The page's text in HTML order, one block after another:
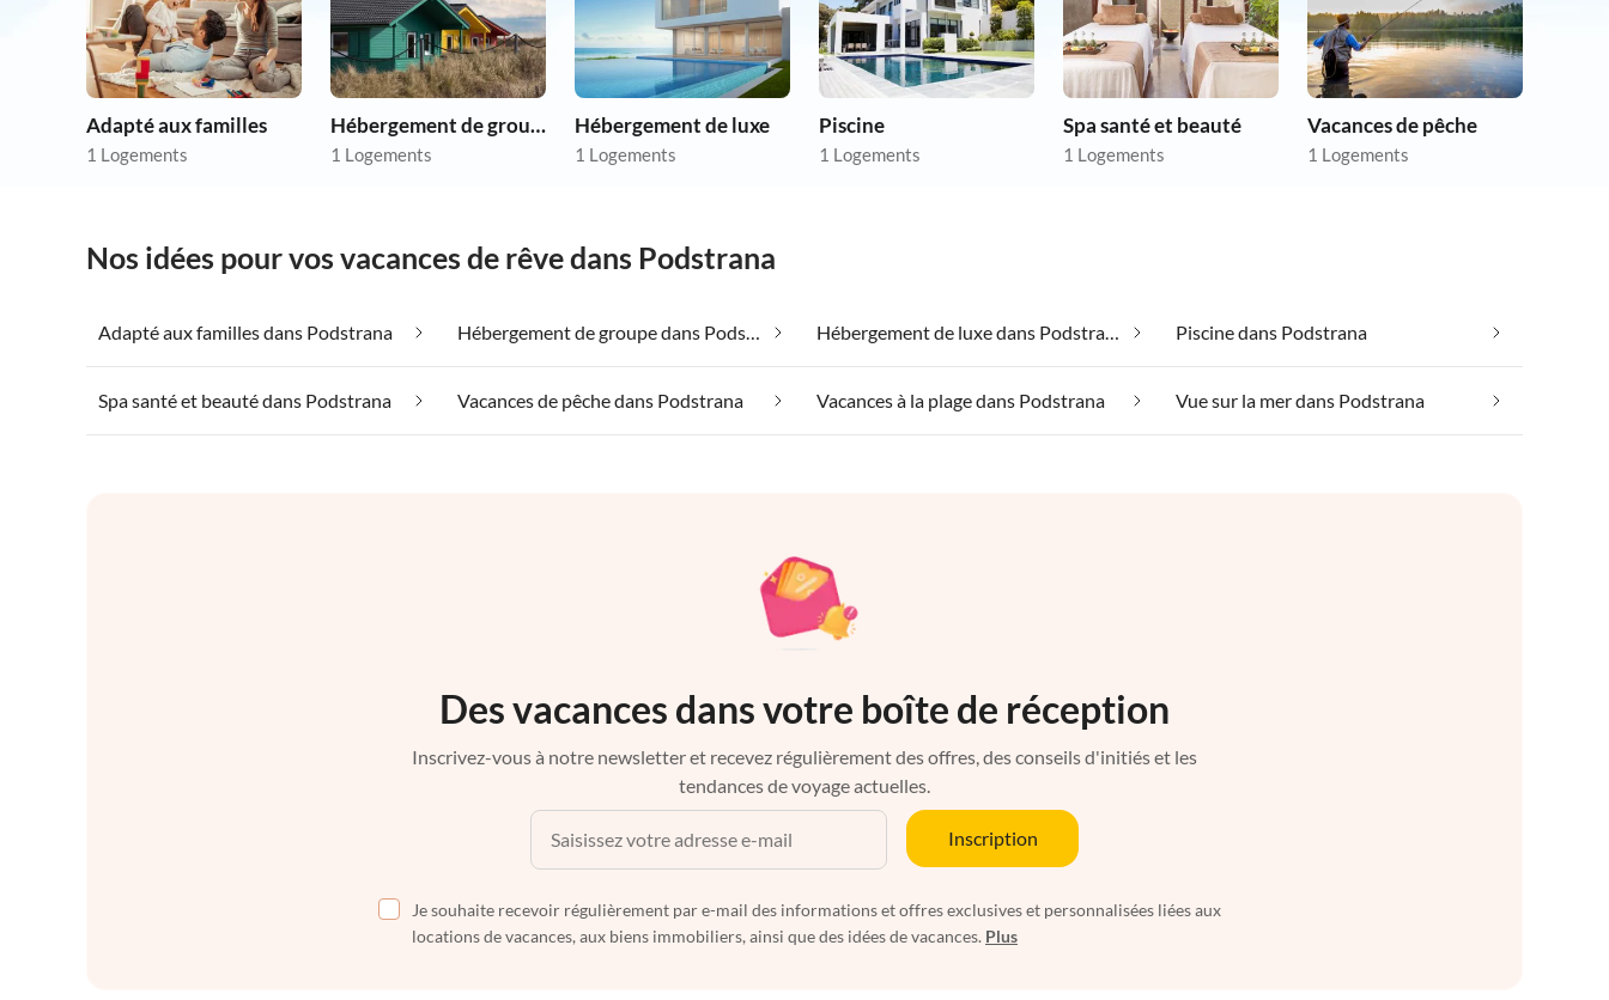
Adapté aux familles
1 Logements
Hébergement de groupe
1 Logements
Hébergement de luxe
1 Logements
Piscine
1 Logements
Spa santé et beauté
1 Logements
Vacances de pêche
1 Logements
Nos idées pour vos vacances de rêve dans Podstrana
Adapté aux familles dans Podstrana Hébergement de groupe dans Podstrana Hébergement de luxe dans Podstrana Piscine dans Podstrana
Spa santé et beauté dans Podstrana Vacances de pêche dans Podstrana Vacances à la plage dans Podstrana Vue sur la mer dans Podstrana
Des vacances dans votre boîte de réception
Inscrivez-vous à notre newsletter et recevez régulièrement des offres, des conseils d'initiés et les
tendances de voyage actuelles.
Inscription
Je souhaite recevoir régulièrement par e-mail des informations et offres exclusives et personnalisées liées aux
locations de vacances, aux biens immobiliers, ainsi que des idées de vacances. Plus